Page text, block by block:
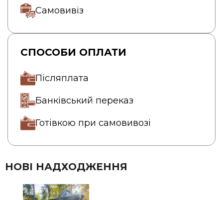
Самовивіз
СПОСОБИ ОПЛАТИ
Післяплата
Банківський переказ
Готівкою при самовивозі
НОВІ НАДХОДЖЕННЯ